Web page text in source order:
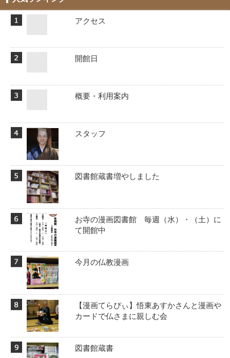
アクセス
開館日
概要・利用案内
スタッフ
図書館蔵書増やしました
お寺の漫画図書館 毎週（水）・（土）に
て開館中
今月の仏教漫画
【漫画てらぴぃ】悟東あすかさんと漫画や
カードで仏さまに親しむ会
図書館蔵書